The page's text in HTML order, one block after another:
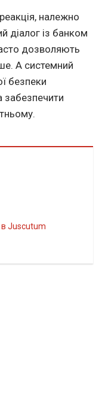
належно
діалог із банком
дозволяють
А системний
безпеки
забезпечити
в Juscutum